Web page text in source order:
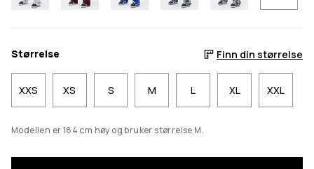
Størrelse Finn din størrelse
XXS XS S M L XL XXL
Modellen er 184 cm høy og bruker størrelse M.